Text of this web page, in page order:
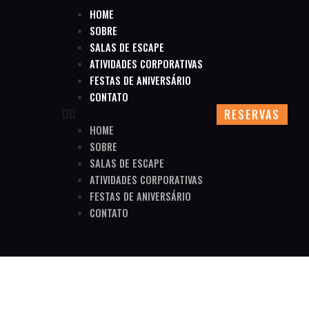
HOME
SOBRE
SALAS DE ESCAPE
ATIVIDADES CORPORATIVAS
FESTAS DE ANIVERSÁRIO
CONTATO
HOME
SOBRE
SALAS DE ESCAPE
ATIVIDADES CORPORATIVAS
FESTAS DE ANIVERSÁRIO
CONTATO
RESERVAS